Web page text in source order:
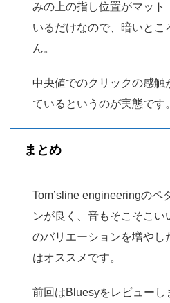
みの上の指し位置がマット
いるだけなので、暗いとこ
ん。
中央値でのクリックの感触
ているというのが実態です。
まとめ
Tom’sline engineeringのペ
ンが良く、音もそこそこ
のバリエーションを増やし
はオススメです。
前回はBluesyをレビューし